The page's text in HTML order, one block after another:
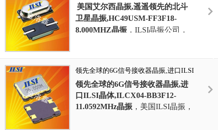
振,HC49USM-FF3F18-8.000MHZ晶振
美国艾尔西晶振,遥遥领先的北斗
卫星晶振,HC49USM-FF3F18-
8.000MHZ晶振 ， ILSI晶振公司，
具有高稳定性,高可靠性的石英晶体
谐振器,焊接方面支持表面贴装,外
观采用金属封装,具有充分的密封性
能,晶振本身能确保其高可靠性,采
领先全球的6G信号接收器晶振,进口ILSI
晶体,ILCX04-BB3F12-11.0592MHz晶振
领先全球的6G信号接收器晶振,进
口ILSI晶体,ILCX04-BB3F12-
11.0592MHz晶振 ， 美国ILSI晶振，